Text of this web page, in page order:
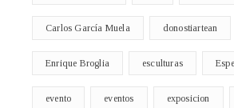
Carlos García Muela donostiartean
Enrique Broglia esculturas
evento eventos exposicion